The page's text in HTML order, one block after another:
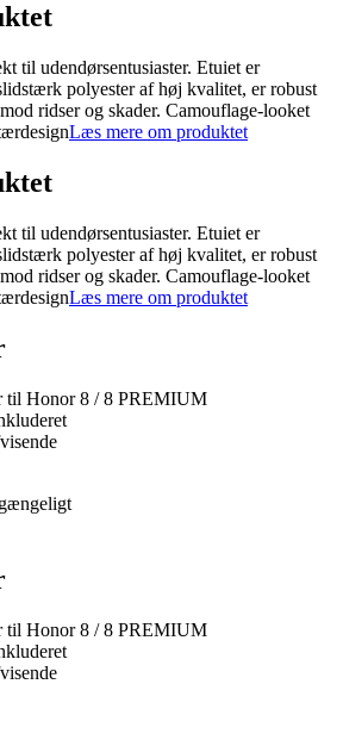
til udendørsentusiaster. Etuiet er
polyester af høj kvalitet, er robust
ridser og skader. Camouflage-looket
Læs mere om produktet
til udendørsentusiaster. Etuiet er
polyester af høj kvalitet, er robust
ridser og skader. Camouflage-looket
Læs mere om produktet
til Honor 8 / 8 PREMIUM
til Honor 8 / 8 PREMIUM